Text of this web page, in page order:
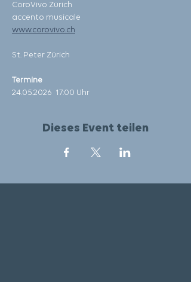
CoroVivo Zürich
accento musicale
www.corovivo.ch
St. Peter Zürich
Termine
24.05.2026  17:00 Uhr
Dieses Event teilen